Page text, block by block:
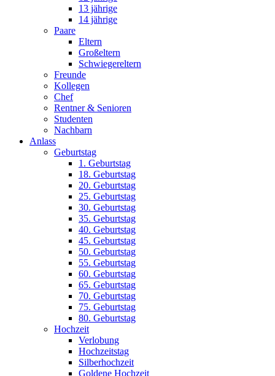
13 jährige
14 jährige
Paare
Eltern
Großeltern
Schwiegereltern
Freunde
Kollegen
Chef
Rentner & Senioren
Studenten
Nachbarn
Anlass
Geburtstag
1. Geburtstag
18. Geburtstag
20. Geburtstag
25. Geburtstag
30. Geburtstag
35. Geburtstag
40. Geburtstag
45. Geburtstag
50. Geburtstag
55. Geburtstag
60. Geburtstag
65. Geburtstag
70. Geburtstag
75. Geburtstag
80. Geburtstag
Hochzeit
Verlobung
Hochzeitstag
Silberhochzeit
Goldene Hochzeit